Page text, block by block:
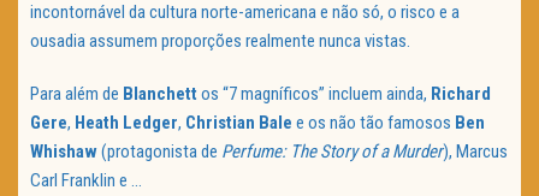
incontornável da cultura norte-americana e não só, o risco e a
ousadia assumem proporções realmente nunca vistas.
Para além de Blanchettos “7 magníficos” incluem ainda, Richard
Gere, Heath Ledger, Christian Bale e os não tão famosos Ben
Whishaw(protagonista de Perfume: The Story of a Murder), Marcus
Carl Franklin e …